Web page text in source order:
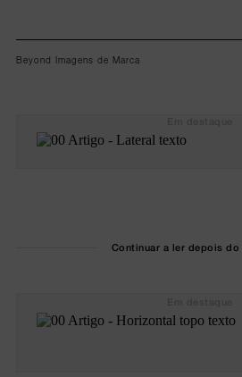
Beyond Imagens de Marca
Continuar a ler depois do